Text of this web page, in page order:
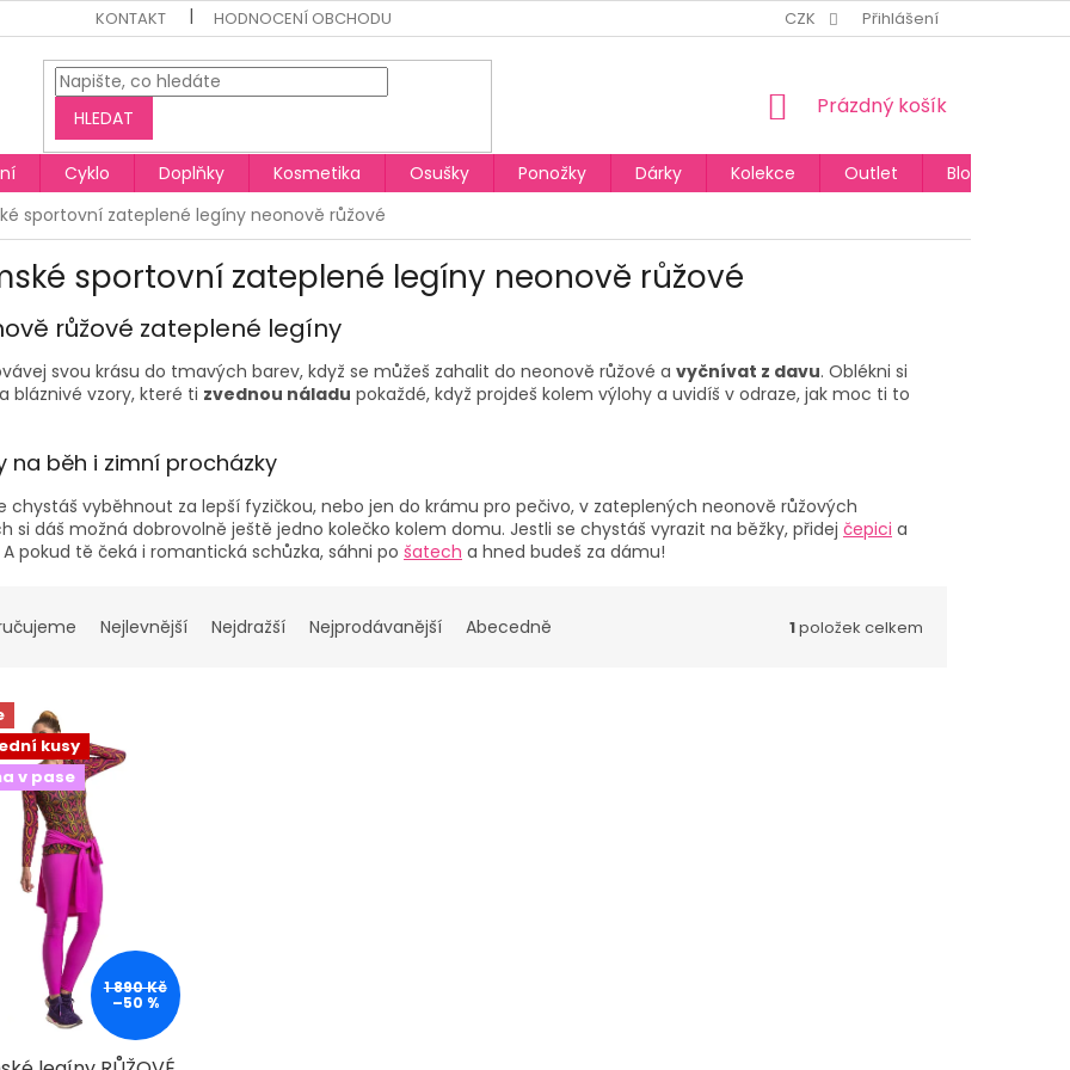
KONTAKT HODNOCENÍ OBCHODU CZK Přihlášení
HLEDAT
NÁKUPNÍ
Prázdný košík
Cyklo Doplňky Kosmetika Osušky Ponožky Dárky Kolekce Outlet
Blog
sportovní zateplené legíny neonově růžové
sportovní zateplené legíny neonově růžové
růžové zateplené legíny
svou krásu do tmavých barev, když se můžeš zahalit do neonově růžové a vyčnívat z davu. Oblékni si
bláznivé vzory, které ti zvednou náladu pokaždé, když projdeš kolem výlohy a uvidíš v odraze, jak moc ti to
na běh i zimní procházky
chystáš vyběhnout za lepší fyzičkou, nebo jen do krámu pro pečivo, v zateplených neonově růžových
si dáš možná dobrovolně ještě jedno kolečko kolem domu. Jestli se chystáš vyrazit na běžky, přidej čepici a
A pokud tě čeká i romantická schůzka, sáhni po šatech a hned budeš za dámu!
Nejlevnější Nejdražší Nejprodávanější Abecedně 1položek celkem
kusy
v pase
1 890 Kč
–50 %